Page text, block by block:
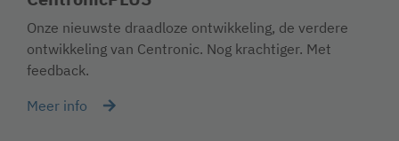
Onze nieuwste draadloze ontwikkeling, de verdere
ontwikkeling van Centronic. Nog krachtiger. Met
feedback.
Meer info